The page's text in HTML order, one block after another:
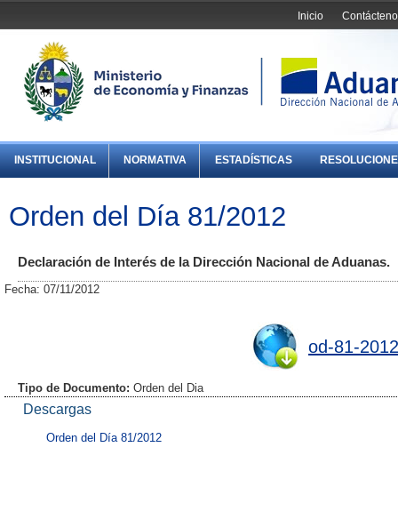
Inicio
INSTITUCIONAL NORMATIVA ESTADÍSTICAS
Orden del Día 81/2012
Declaración de Interés de la Dirección Nacional de Aduanas.
Fecha: 07/11/2012
od-81-
Tipo de Documento: Orden del Dia
Descargas
Orden del Día 81/2012